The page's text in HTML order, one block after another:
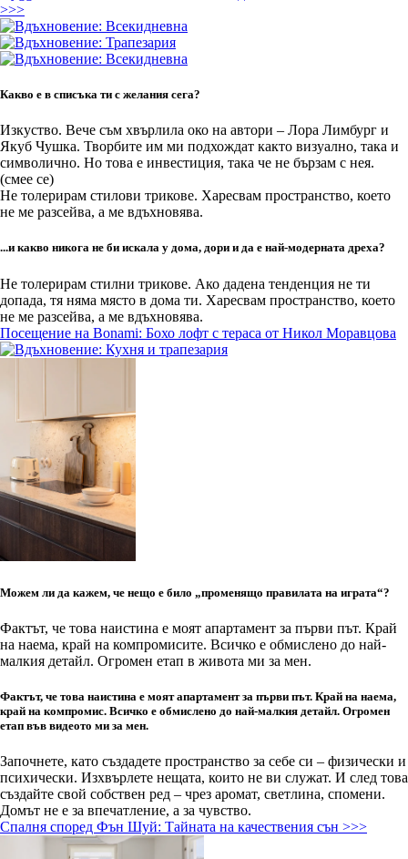
>>>
Какво е в списъка ти с желания сега?
Изкуство. Вече съм хвърлила око на автори – Лора Лимбург и
Якуб Чушка. Творбите им ми подхождат както визуално, така и
символично. Но това е инвестиция, така че не бързам с нея.
(смее се)
Не толерирам стилови трикове. Харесвам пространство, което
не ме разсейва, а ме вдъхновява.
...и какво никога не би искалa у дома, дори и да е най-модерната дреха?
Не толерирам стилни трикове. Ако дадена тенденция не ти
допада, тя няма място в дома ти. Харесвам пространство, което
не ме разсейва, а ме вдъхновява.
Посещение на Bonami: Бохо лофт с тераса от Никол Моравцова
Можем ли да кажем, че нещо е било „променящо правилата на играта“?
Фактът, че това наистина е моят апартамент за първи път. Край
на наема, край на компромисите. Всичко е обмислено до най-
малкия детайл. Огромен етап в живота ми за мен.
Фактът, че това наистина е моят апартамент за първи път. Край на наема,
край на компромис. Всичко е обмислено до най-малкия детайл. Огромен
етап във видеото ми за мен.
Започнете, като създадете пространство за себе си – физически и
психически. Изхвърлете нещата, които не ви служат. И след това
създайте свой собствен ред – чрез аромат, светлина, спомени.
Домът не е за впечатление, а за чувство.
Спалня според Фън Шуй: Тайната на качествения сън >>>